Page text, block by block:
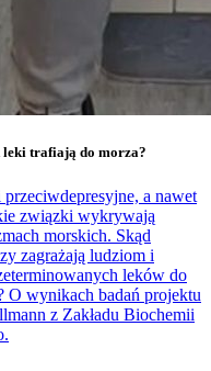
leki trafiają do morza?
a nawet
związki wykrywają
morskich. Skąd
zagrażają ludziom i
leków do
O wynikach badań projektu
z Zakładu Biochemii